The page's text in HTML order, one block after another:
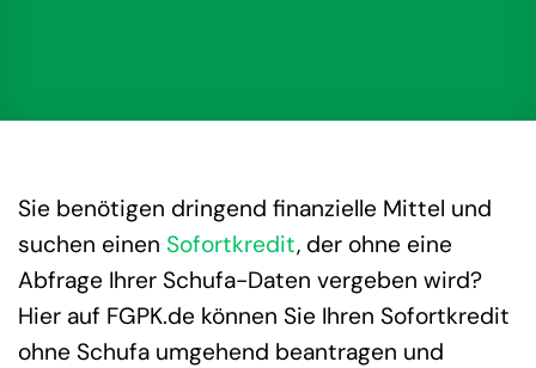
Sie benötigen dringend finanzielle Mittel und
suchen einen Sofortkredit, der ohne eine
Abfrage Ihrer Schufa-Daten vergeben wird?
Hier auf FGPK.de können Sie Ihren Sofortkredit
ohne Schufa umgehend beantragen und